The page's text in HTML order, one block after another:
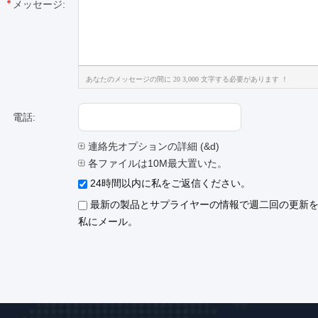
メッセージ:
あなたのメッセージの間に 20 3,000 文字する必要があります ！
電話:
連絡先オプションの詳細 (&d)
各ファイルは10M最大置いた。
24時間以内に私をご返信ください。
最新の製品とサプライヤーの情報で週二回の更新を
私にメール。